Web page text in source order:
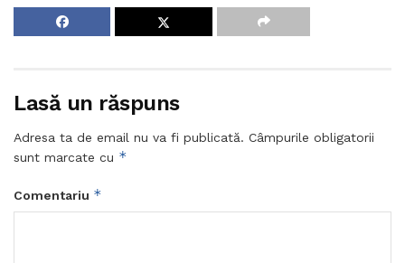
Lasă un răspuns
Adresa ta de email nu va fi publicată. Câmpurile obligatorii
sunt marcate cu *
Comentariu *